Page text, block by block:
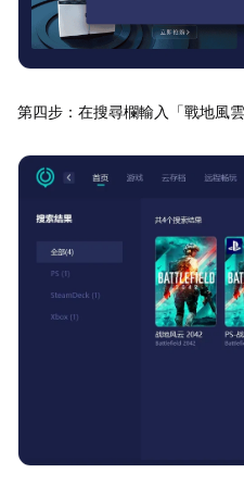
第四步：在搜尋欄輸入「戰地風